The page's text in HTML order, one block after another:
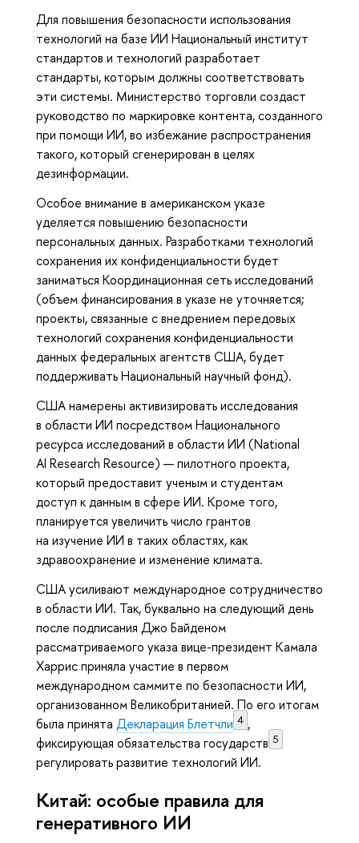
Для повышения безопасности использования
технологий на базе ИИ Национальный институт
стандартов и технологий разработает
стандарты, которым должны соответствовать
эти системы. Министерство торговли создаст
руководство по маркировке контента, созданного
при помощи ИИ, во избежание распространения
такого, который сгенерирован в целях
дезинформации.
Особое внимание в американском указе
уделяется повышению безопасности
персональных данных. Разработками технологий
сохранения их конфиденциальности будет
заниматься Координационная сеть исследований
(объем финансирования в указе не уточняется;
проекты, связанные с внедрением передовых
технологий сохранения конфиденциальности
данных федеральных агентств США, будет
поддерживать Национальный научный фонд).
США намерены активизировать исследования
в области ИИ посредством Национального
ресурса исследований в области ИИ (National
AI Research Resource) — пилотного проекта,
который предоставит ученым и студентам
доступ к данным в сфере ИИ. Кроме того,
планируется увеличить число грантов
на изучение ИИ в таких областях, как
здравоохранение и изменение климата.
США усиливают международное сотрудничество
в области ИИ. Так, буквально на следующий день
после подписания Джо Байденом
рассматриваемого указа вице-президент Камала
Харрис приняла участие в первом
международном саммите по безопасности ИИ,
организованном Великобританией. По его итогам
была принята Декларация Блетчли 4 ,
фиксирующая обязательства государств 5
регулировать развитие технологий ИИ.
Китай: особые правила для
генеративного ИИ